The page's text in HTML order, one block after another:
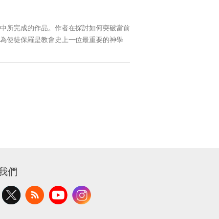
所完成的作品。作者在探討如何突破當前
使徒保羅是教會史上一位最重要的神學
們